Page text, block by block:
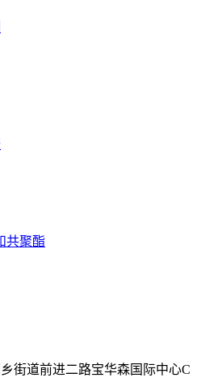
共聚酯
街道前进二路宝华森国际中心C